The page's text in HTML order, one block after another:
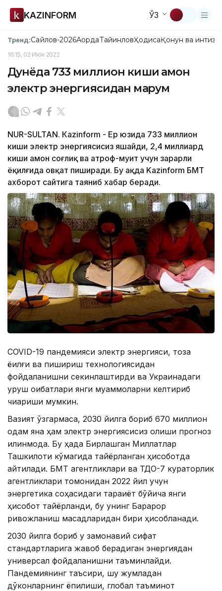
KAZINFORM ЎЗ
Тренд:Сайлов-2026АқордаТайинловҲодисаҚонун ва
16:15, 02 Июн 2022
Дунёда 733 миллион киши ҳамон
электр энергиясидан маҳрум
NUR-SULTAN. Кazinform - Ер юзида 733 миллион
киши электр энергиясисиз яшайди, 2,4 миллиард
киши ҳамон соғлиқ ва атроф-муҳит учун зарарли
ёқилғида овқат пиширади. Бу ҳақда Kazinfоrm БМТ
ахборот сайтига таяниб хабар беради.
COVID-19 пандемияси электр энергияси, тоза
ёқилғи ва пишириш технологиясидан
фойдаланишни секинлаштирди ва Украинадаги
уруш оқибатлари янги муаммоларни келтириб
чиқариши мумкин.
Вазият ўзгармаса, 2030 йилга бориб 670 миллион
одам яна ҳам электр энергиясисиз қолиши прогноз
қилинмоқда. Бу ҳақда Бирлашган Миллатлар
Ташкилоти кўмагида тайёрланган ҳисоботда
айтилади. БМТ агентликлари ва ТДО-7 кураторлик
агентликлари томонидан 2022 йил учун
энергетика соҳасидаги тараққиёт бўйича янги
ҳисобот тайёрланди, бу унинг Барқарор
ривожланиш мақсадларидан бири ҳисобланади.
2030 йилга бориб у замонавий сифат
стандартларига жавоб берадиган энергиядан
универсал фойдаланишни таъминлайди.
Пандемиянинг таъсири, шу жумладан
дўконларнинг ёпилиши, глобал таъминот